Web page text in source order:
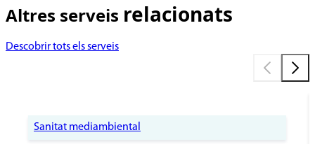
Altres serveis relacionats
Descobrir tots els serveis
Sanitat mediambiental